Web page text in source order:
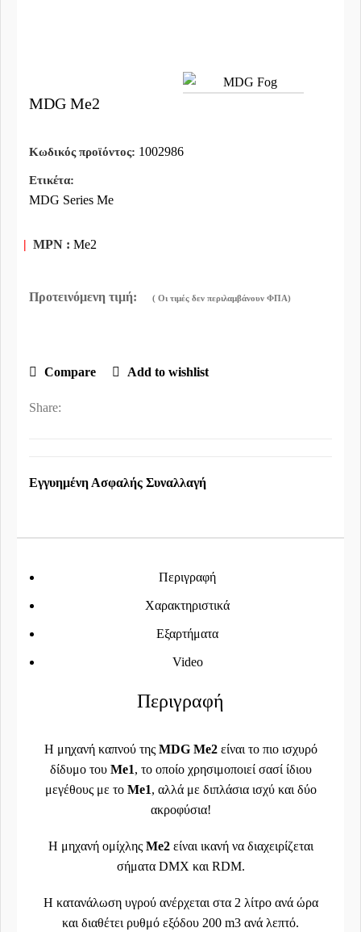
MDG Me2
Κωδικός προϊόντος: 1002986
Ετικέτα:
MDG Series Me
| MPN : Me2
Compare Add to wishlist
Share:
Εγγυημένη Ασφαλής Συναλλαγή
Περιγραφή
Χαρακτηριστικά
Εξαρτήματα
Video
Περιγραφή
Η μηχανή καπνού της MDG Me2είναι το πιο ισχυρό
δίδυμο του Me1, το οποίο χρησιμοποιεί σασί ίδιου
μεγέθους με το Me1, αλλά με διπλάσια ισχύ και δύο
ακροφύσια!
H μηχανή ομίχλης Me2 είναι ικανή να διαχειρίζεται
σήματα DMX και RDM.
Η κατανάλωση υγρού ανέρχεται στα 2 λίτρο ανά ώρα
και διαθέτει ρυθμό εξόδου 200 m3 ανά λεπτό.